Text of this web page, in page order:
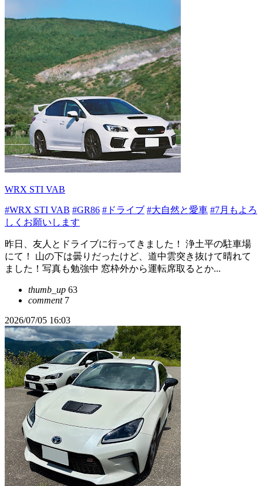
WRX STI VAB
#WRX STI VAB #GR86 #ドライブ #大自然と愛車 #7月もよろ
しくお願いします
昨日、友人とドライブに行ってきました！ 浄土平の駐車場
にて！ 山の下は曇りだったけど、道中雲突き抜けて晴れて
ました！写真も勉強中 窓枠外から運転席取るとか...
thumb_up 63
comment7
2026/07/05 16:03